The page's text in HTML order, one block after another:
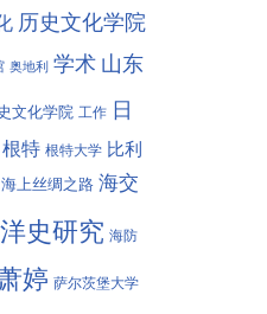
历史文化学院
奥地利 学术 山东
文化学院 工作 日
根特 根特大学 比利
海上丝绸之路 海交
史研究 海防
婷 萨尔茨堡大学